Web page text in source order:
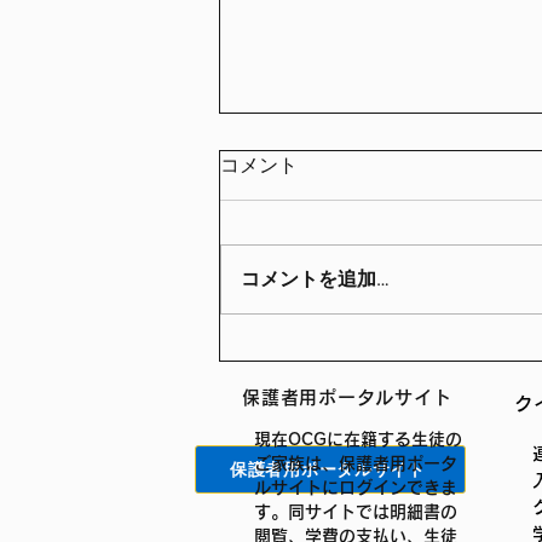
コメント
コメントを追加…
保護者用ポータルサイト
保護者用ポータルサイト
現在OCGに在籍する生徒の
ご家族は、保護者用ポータ
ルサイトにログインできま
す。同サイトでは明細書の
閲覧、学費の支払い、生徒
ク